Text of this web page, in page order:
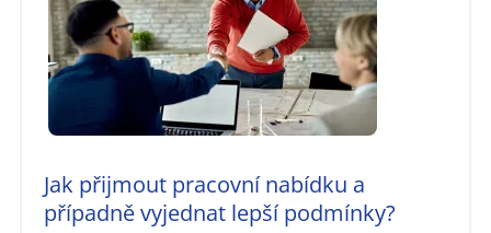
Jak přijmout pracovní nabídku a
případně vyjednat lepší podmínky?